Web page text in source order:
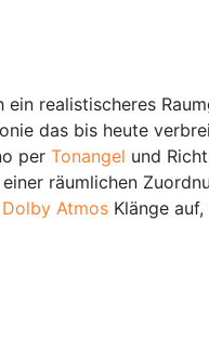
realistischeres
das bis heute
per Tonangel und
räumlichen
Dolby Atmos Klänge